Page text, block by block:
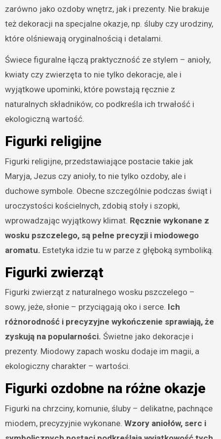
zarówno jako ozdoby wnętrz, jak i prezenty. Nie brakuje
też dekoracji na specjalne okazje, np. śluby czy urodziny,
które olśniewają oryginalnością i detalami.
Świece figuralne łączą praktyczność ze stylem – anioły,
kwiaty czy zwierzęta to nie tylko dekoracje, ale i
wyjątkowe upominki, które powstają ręcznie z
naturalnych składników, co podkreśla ich trwałość i
ekologiczną wartość.
Figurki religijne
Figurki religijne, przedstawiające postacie takie jak
Maryja, Jezus czy anioły, to nie tylko ozdoby, ale i
duchowe symbole. Obecne szczególnie podczas świąt i
uroczystości kościelnych, zdobią stoły i szopki,
wprowadzając wyjątkowy klimat. Ręcznie wykonane z
wosku pszczelego, są pełne precyzji i miodowego
aromatu. Estetyka idzie tu w parze z głęboką symboliką.
Figurki zwierząt
Figurki zwierząt z naturalnego wosku pszczelego –
sowy, jeże, słonie – przyciągają oko i serce. Ich
różnorodność i precyzyjne wykończenie sprawiają, że
zyskują na popularności. Świetne jako dekoracje i
prezenty. Miodowy zapach wosku dodaje im magii, a
ekologiczny charakter – wartości.
Figurki ozdobne na różne okazje
Figurki na chrzciny, komunie, śluby – delikatne, pachnące
miodem, precyzyjnie wykonane. Wzory aniołów, serc i